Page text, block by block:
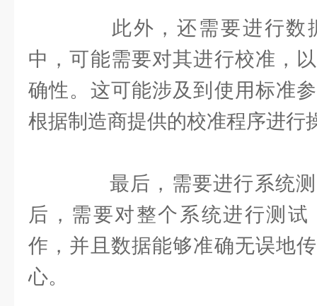
此外，还需要进行数
中，可能需要对其进行校准，
确性。这可能涉及到使用标准
根据制造商提供的校准程序进行
最后，需要进行系统测
后，需要对整个系统进行测
作，并且数据能够准确无误地
心。